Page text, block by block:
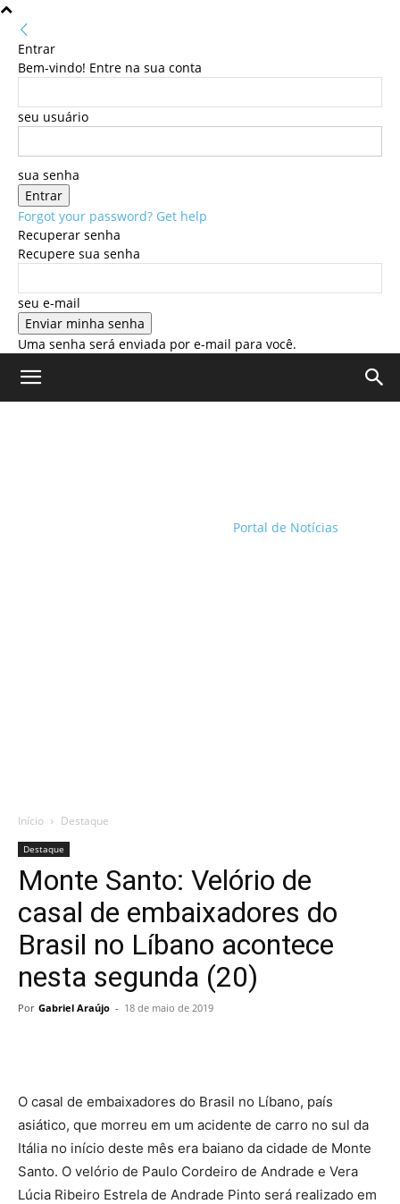
Entrar
Bem-vindo! Entre na sua conta
seu usuário
sua senha
Forgot your password? Get help
Recuperar senha
Recupere sua senha
seu e-mail
Uma senha será enviada por e-mail para você.
Portal de Notícias
Início Destaque
Destaque
Monte Santo: Velório de
casal de embaixadores do
Brasil no Líbano acontece
nesta segunda (20)
Por Gabriel Araújo - 18 de maio de 2019
O casal de embaixadores do Brasil no Líbano, país
asiático, que morreu em um acidente de carro no sul da
Itália no início deste mês era baiano da cidade de Monte
Santo. O velório de Paulo Cordeiro de Andrade e Vera
Lúcia Ribeiro Estrela de Andrade Pinto será realizado em